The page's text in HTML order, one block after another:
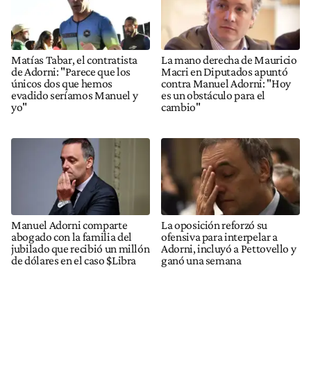
Matías Tabar, el contratista
de Adorni: "Parece que los
únicos dos que hemos
evadido seríamos Manuel y
yo"
La mano derecha de Mauricio
Macri en Diputados apuntó
contra Manuel Adorni: "Hoy
es un obstáculo para el
cambio"
Manuel Adorni comparte
abogado con la familia del
jubilado que recibió un millón
de dólares en el caso $Libra
La oposición reforzó su
ofensiva para interpelar a
Adorni, incluyó a Pettovello y
ganó una semana